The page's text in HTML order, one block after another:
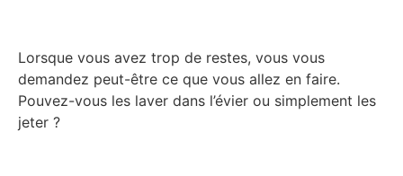
Lorsque vous avez trop de restes, vous vous
demandez peut-être ce que vous allez en faire.
Pouvez-vous les laver dans l’évier ou simplement les
jeter ?